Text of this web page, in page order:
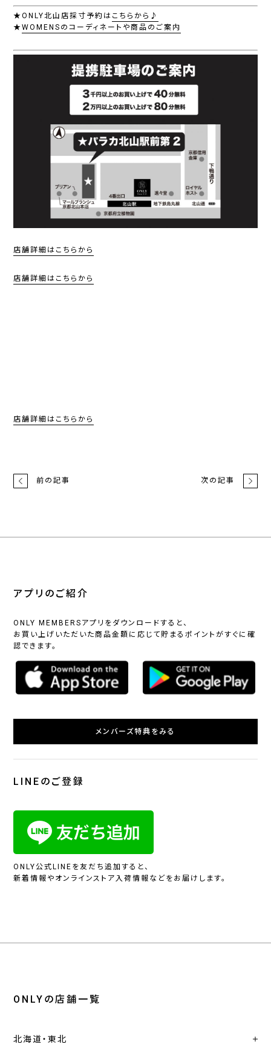
★ONLY北山店採寸予約は こちらから♪
★WOMENSのコーディネートや商品のご案内
店舗詳細はこちらから
店舗詳細はこちらから
店舗詳細はこちらから
前の記事 次の記事
アプリのご紹介
ONLY MEMBERSアプリをダウンロードすると、
お買い上げいただいた商品金額に応じて貯まるポイントがすぐに確
認できます。
メンバーズ特典をみる
LINEのご登録
ONLY公式LINEを友だち追加すると、
新着情報やオンラインストア入荷情報などをお届けします。
ONLYの店舗一覧
北海道・東北